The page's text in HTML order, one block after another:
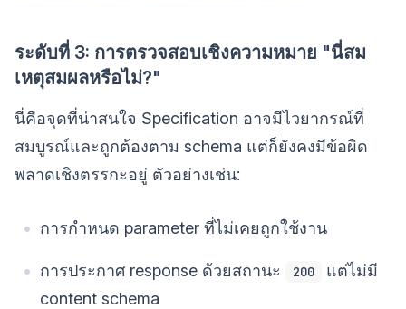
ระดับที่ 3: การตรวจสอบเชิงความหมาย "นี่สม
เหตุสมผลหรือไม่?"
นี่คือจุดที่น่าสนใจ Specification อาจมีไวยากรณ์ที่
สมบูรณ์และถูกต้องตาม schema แต่ก็ยังคงมีข้อผิด
พลาดเชิงตรรกะอยู่ ตัวอย่างเช่น:
การกำหนด parameter ที่ไม่เคยถูกใช้งาน
การประกาศ response ด้วยสถานะ 200
แต่ไม่มี
content schema